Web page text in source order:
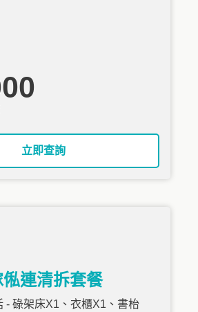
立即查詢
俬連清拆套餐
- 碌架床X1、衣櫃X1、書枱